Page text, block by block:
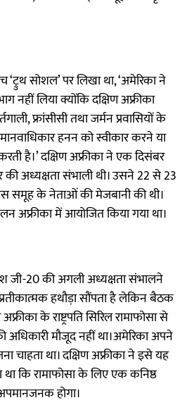
सोशल’ पर लिखा था, ‘अमेरिका ने
नहीं लिया क्योंकि दक्षिण अफ्रीका
फ्रांसीसी तथा जर्मन प्रवासियों के
हनन को स्वीकार करने या
है।’ दक्षिण अफ्रीका ने एक दिसंबर
अध्यक्षता संभाली थी। उसने 22 से 23
समूह के नेताओं की मेजबानी की थी।
अफ्रीका में आयोजित किया गया था।
जी-20 की अगली अध्यक्षता संभालने
हथौड़ा सौंपता है लेकिन बैठक
के राष्ट्रपति सिरिल रामाफोसा से
मौजूद नहीं था।अमेरिका अपने
चाहता था। दक्षिण अफ्रीका ने इसे यह
कि रामाफोसा के लिए एक कनिष्ठ
होगा।